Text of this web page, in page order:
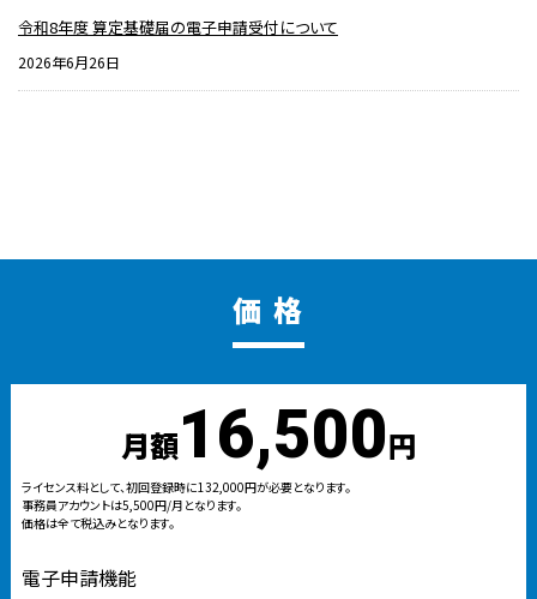
令和8年度 算定基礎届の電子申請受付について
2026年6月26日
価 格
月額16,500円
ライセンス料として、初回登録時に132,000円が必要となります。
事務員アカウントは5,500円/月となります。
価格は全て税込みとなります。
電子申請機能